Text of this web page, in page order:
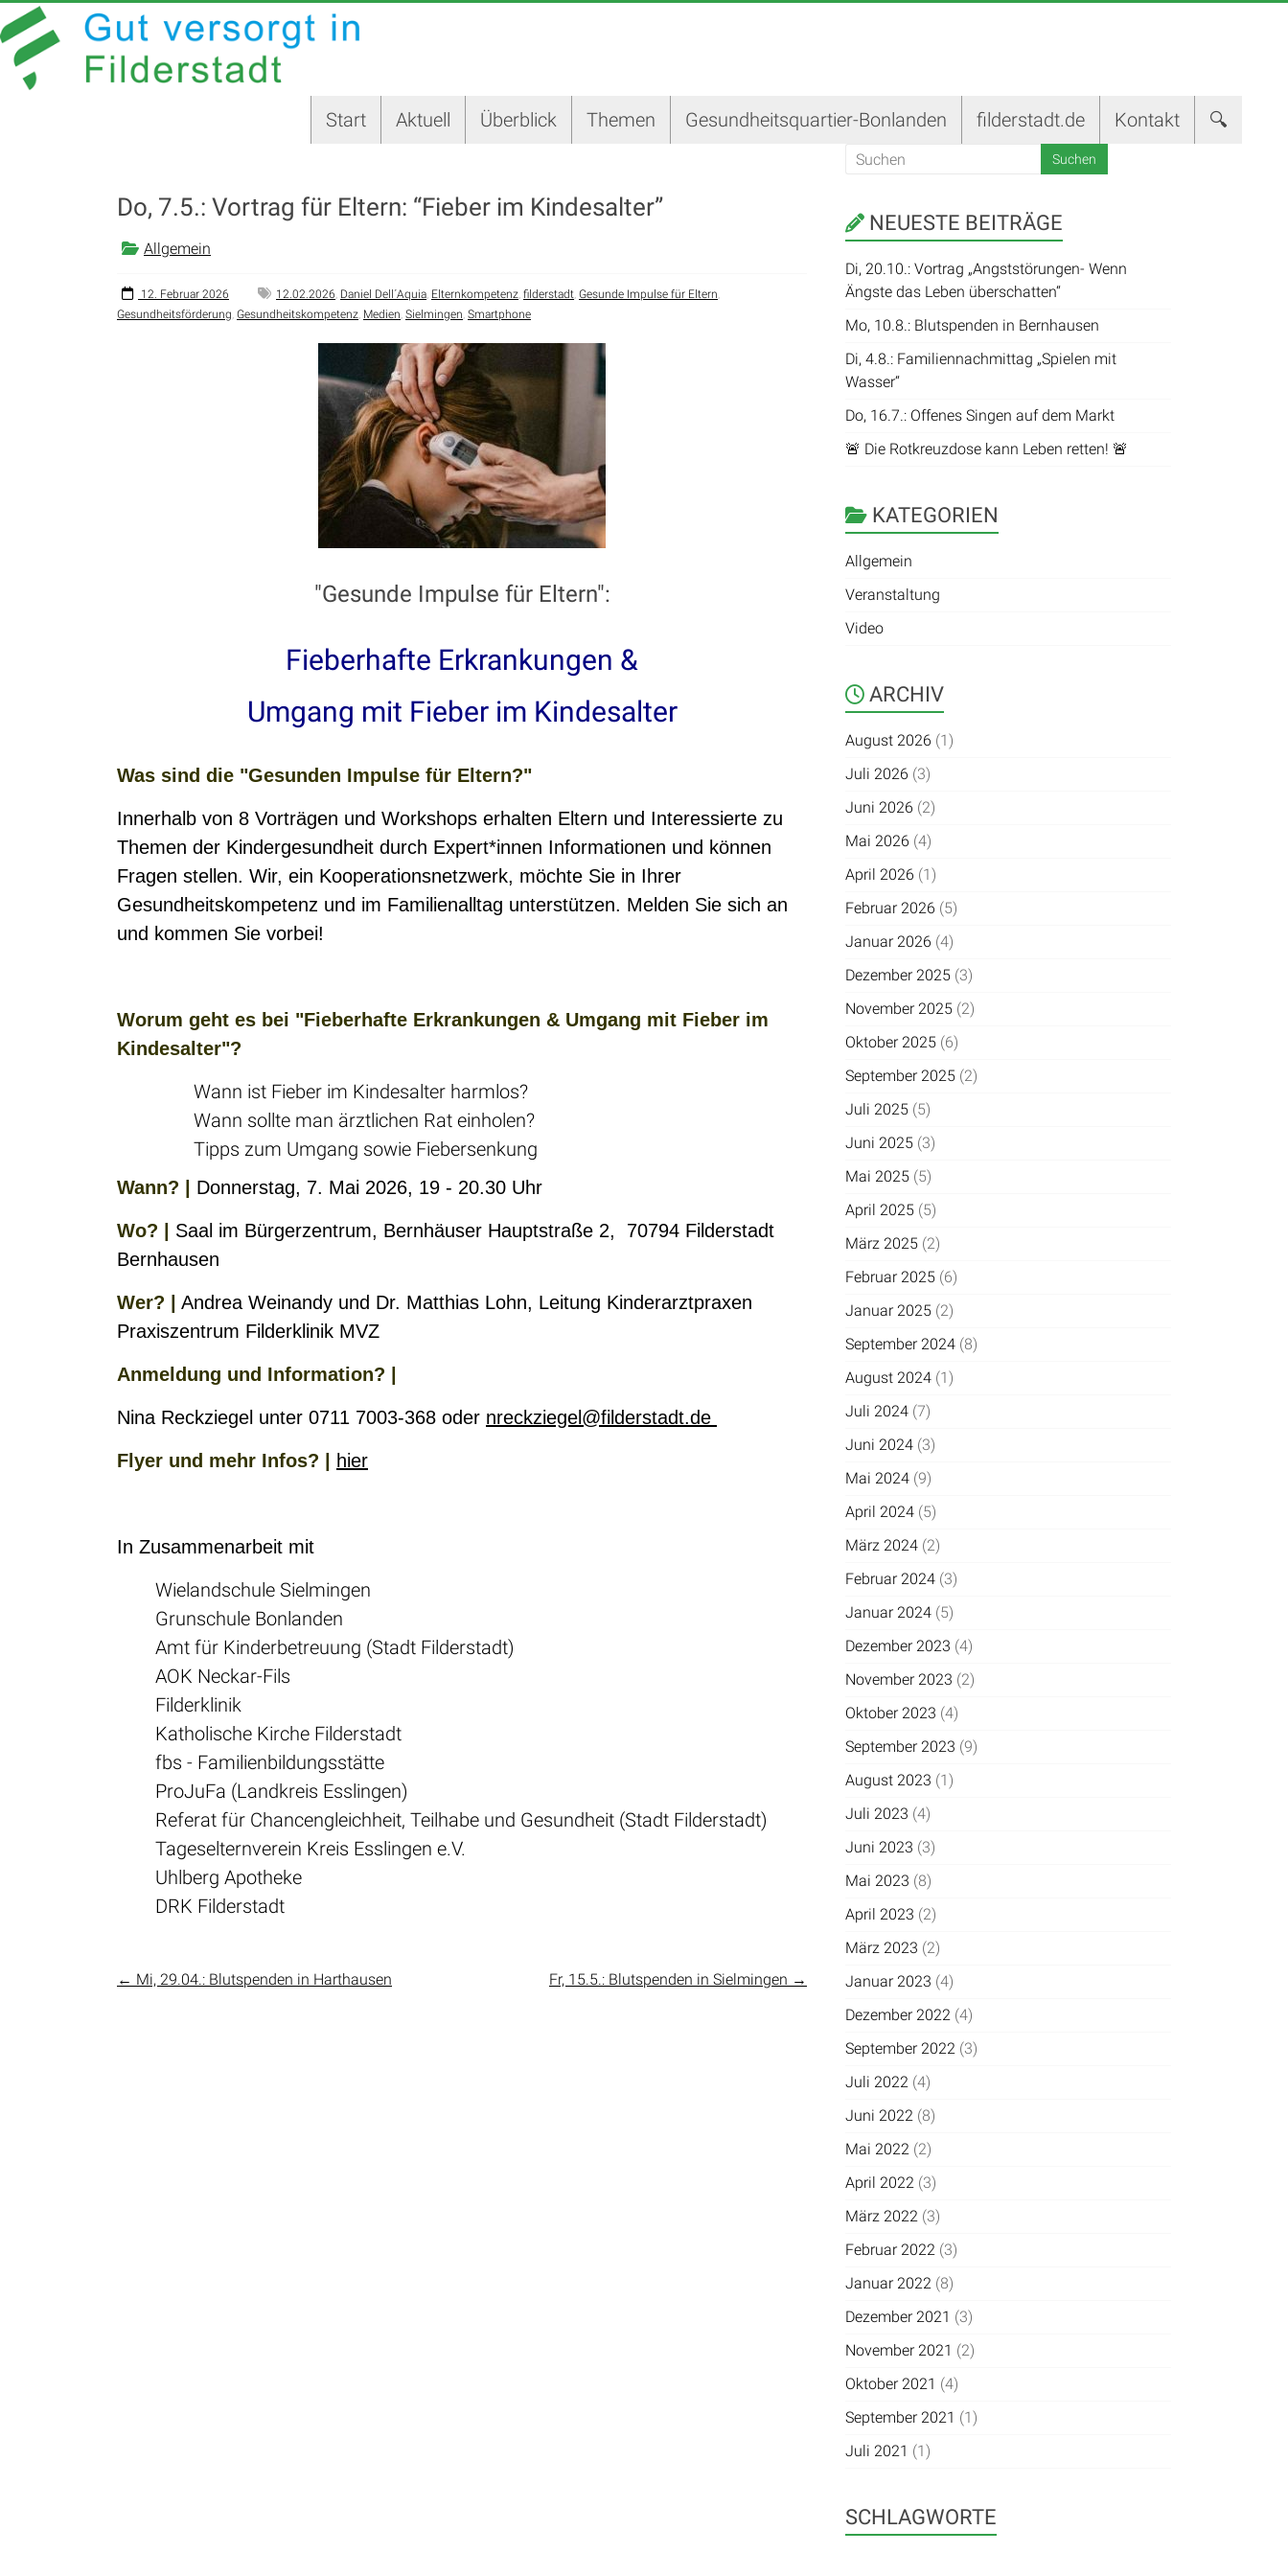
Zum
Inhalt
springen
GUT
VERSORGT
Start Aktuell Überblick Themen Gesundheitsquartier-Bonlanden filderstadt.de Kontakt 🔍
Do, 7.5.: Vortrag für Eltern: “Fieber im Kindesalter”
Allgemein
12. Februar 2026 12.02.2026, Daniel Dell´Aquia, Elternkompetenz, filderstadt, Gesunde Impulse für Eltern,
Gesundheitsförderung, Gesundheitskompetenz, Medien, Sielmingen, Smartphone
"Gesunde Impulse für Eltern":
Fieberhafte Erkrankungen &
Umgang mit Fieber im Kindesalter
Was sind die "Gesunden Impulse für Eltern?"
Innerhalb von 8 Vorträgen und Workshops erhalten Eltern und Interessierte zu
Themen der Kindergesundheit durch Expert*innen Informationen und können
Fragen stellen. Wir, ein Kooperationsnetzwerk, möchte Sie in Ihrer
Gesundheitskompetenz und im Familienalltag unterstützen. Melden Sie sich an
und kommen Sie vorbei!
Worum geht es bei "Fieberhafte Erkrankungen & Umgang mit Fieber im
Kindesalter"?
Wann ist Fieber im Kindesalter harmlos?
Wann sollte man ärztlichen Rat einholen?
Tipps zum Umgang sowie Fiebersenkung
Wann? | Donnerstag, 7. Mai 2026, 19 - 20.30 Uhr
Wo? | Saal im Bürgerzentrum, Bernhäuser Hauptstraße 2, 70794 Filderstadt
Bernhausen
Wer? | Andrea Weinandy und Dr. Matthias Lohn, Leitung Kinderarztpraxen
Praxiszentrum Filderklinik MVZ
Anmeldung und Information? |
Nina Reckziegel unter 0711 7003-368 oder nreckziegel@filderstadt.de
Flyer und mehr Infos? | hier
In Zusammenarbeit mit
Wielandschule Sielmingen
Grunschule Bonlanden
Amt für Kinderbetreuung (Stadt Filderstadt)
AOK Neckar-Fils
Filderklinik
Katholische Kirche Filderstadt
fbs - Familienbildungsstätte
ProJuFa (Landkreis Esslingen)
Referat für Chancengleichheit, Teilhabe und Gesundheit (Stadt Filderstadt)
Tageselternverein Kreis Esslingen e.V.
Uhlberg Apotheke
DRK Filderstadt
← Mi, 29.04.: Blutspenden in Harthausen Fr, 15.5.: Blutspenden in Sielmingen →
NEUESTE BEITRÄGE
Di, 20.10.: Vortrag „Angststörungen- Wenn
Ängste das Leben überschatten“
Mo, 10.8.: Blutspenden in Bernhausen
Di, 4.8.: Familiennachmittag „Spielen mit
Wasser“
Do, 16.7.: Offenes Singen auf dem Markt
🚨 Die Rotkreuzdose kann Leben retten! 🚨
KATEGORIEN
Allgemein
Veranstaltung
Video
ARCHIV
August 2026 (1)
Juli 2026 (3)
Juni 2026 (2)
Mai 2026 (4)
April 2026 (1)
Februar 2026 (5)
Januar 2026 (4)
Dezember 2025 (3)
November 2025 (2)
Oktober 2025 (6)
September 2025 (2)
Juli 2025 (5)
Juni 2025 (3)
Mai 2025 (5)
April 2025 (5)
März 2025 (2)
Februar 2025 (6)
Januar 2025 (2)
September 2024 (8)
August 2024 (1)
Juli 2024 (7)
Juni 2024 (3)
Mai 2024 (9)
April 2024 (5)
März 2024 (2)
Februar 2024 (3)
Januar 2024 (5)
Dezember 2023 (4)
November 2023 (2)
Oktober 2023 (4)
September 2023 (9)
August 2023 (1)
Juli 2023 (4)
Juni 2023 (3)
Mai 2023 (8)
April 2023 (2)
März 2023 (2)
Januar 2023 (4)
Dezember 2022 (4)
September 2022 (3)
Juli 2022 (4)
Juni 2022 (8)
Mai 2022 (2)
April 2022 (3)
März 2022 (3)
Februar 2022 (3)
Januar 2022 (8)
Dezember 2021 (3)
November 2021 (2)
Oktober 2021 (4)
September 2021 (1)
Juli 2021 (1)
SCHLAGWORTE